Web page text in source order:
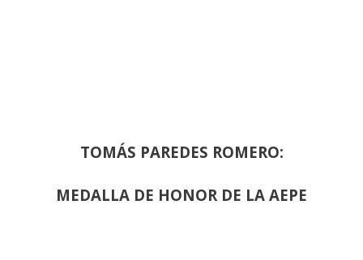
TOMÁS PAREDES ROMERO:
MEDALLA DE HONOR DE LA AEPE